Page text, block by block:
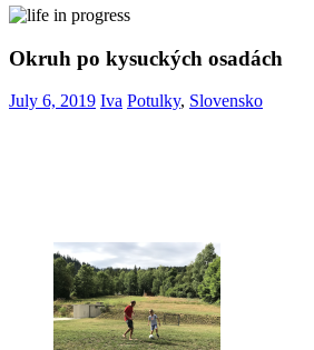
Okruh po kysuckých osadách
July 6, 2019 Iva Potulky, Slovensko